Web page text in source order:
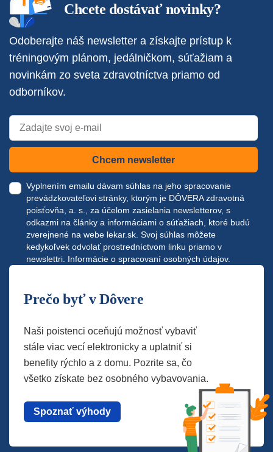
Chcete dostávať novinky?
Odoberajte náš newsletter a získajte prístup k
tréningovým plánom, jedálničkom, súťažiam a
novinkám zo sveta zdravotníctva priamo od
odborníkov.
Chcem newsletter
Vyplnením emailu dávam súhlas na jeho spracovanie
prevádzkovateľovi stránky, ktorým je DÔVERA zdravotná
poisťovňa, a. s., za účelom zasielania newsletterov, s
odkazmi na články a informáciami o súťažiach, ktoré budú
zverejnené na webe lekar.sk. Svoj súhlas môžete
kedykoľvek odvolať prostredníctvom linku priamo v
newslettri. Informácie o spracovaní osobných údajov.
Prečo byť v Dôvere
Naši poistenci oceňujú možnosť vybaviť
stále viac vecí elektronicky a uplatniť si
benefity rýchlo a z domu. Pozrite sa, čo
všetko získate bez osobného vybavovania.
Spoznať výhody